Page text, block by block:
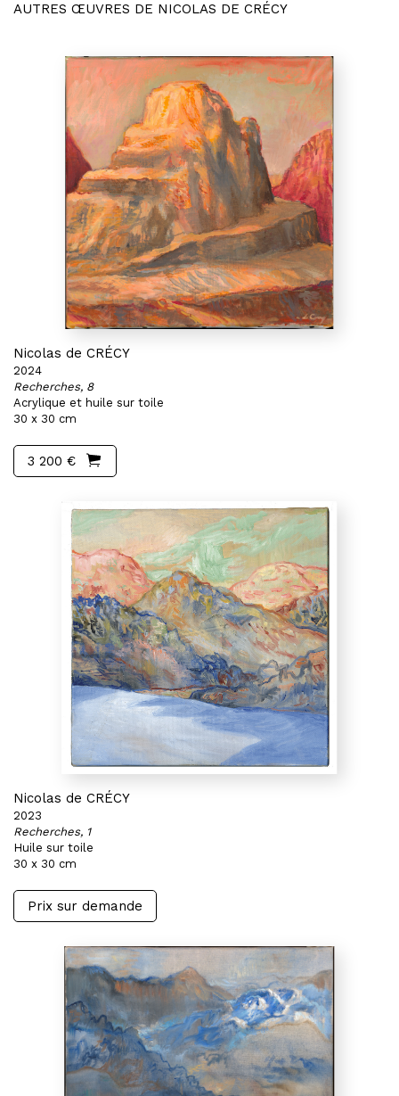
AUTRES ŒUVRES DE NICOLAS DE CRÉCY
Nicolas de CRÉCY
2024
Recherches, 8
Acrylique et huile sur toile
30 x 30 cm
3 200 €
Nicolas de CRÉCY
2023
Recherches, 1
Huile sur toile
30 x 30 cm
Prix sur demande